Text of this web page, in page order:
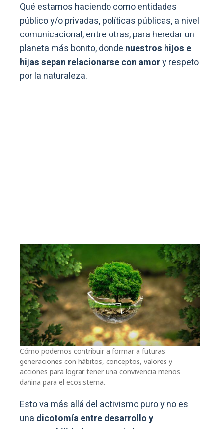
Qué estamos haciendo como entidades
público y/o privadas, políticas públicas, a nivel
comunicacional, entre otras, para heredar un
planeta más bonito, donde nuestros hijos e
hijas sepan relacionarse con amory respeto
por la naturaleza.
Cómo podemos contribuir a formar a futuras
generaciones con hábitos, conceptos, valores y
acciones para lograr tener una convivencia menos
dañina para el ecosistema.
Esto va más allá del activismo puro y no es
una dicotomía entre desarrollo y